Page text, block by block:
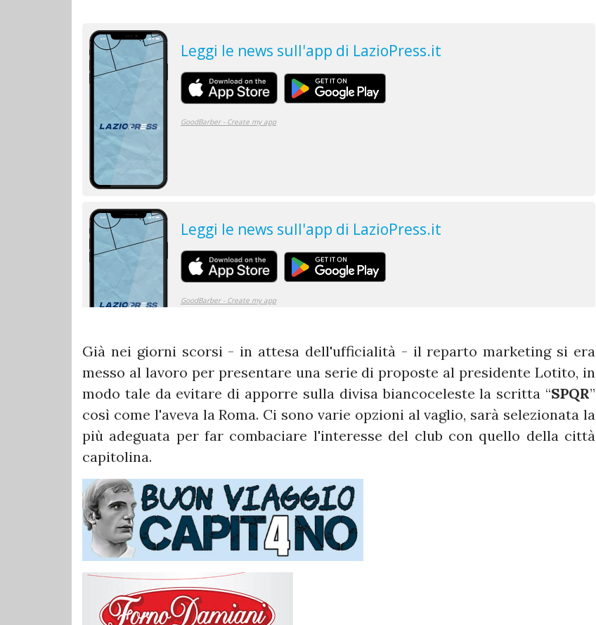
Già nei giorni scorsi - in attesa dell'ufficialità - il reparto marketing si era
messo al lavoro per presentare una serie di proposte al presidente Lotito, in
modo tale da evitare di apporre sulla divisa biancoceleste la scritta “SPQR”
così come l'aveva la Roma. Ci sono varie opzioni al vaglio, sarà selezionata la
più adeguata per far combaciare l'interesse del club con quello della città
capitolina.